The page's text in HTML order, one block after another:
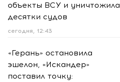
объекты ВСУ и уничтожила
десятки судов
сегодня, 12:43
«Герань» остановила
эшелон, «Искандер»
поставил точку: